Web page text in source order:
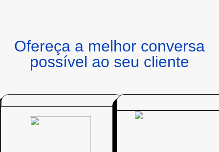
Ofereça a melhor conversa
possível ao seu cliente